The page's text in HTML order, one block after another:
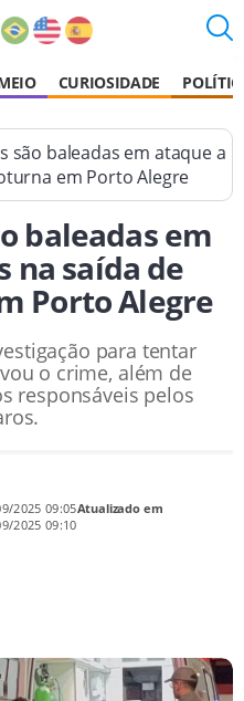
CURIOSIDADE
são baleadas em ataque a
em Porto Alegre
baleadas em
na saída de
Porto Alegre
para tentar
o crime, além de
responsáveis pelos
2025 09:05Atualizado em
2025 09:10